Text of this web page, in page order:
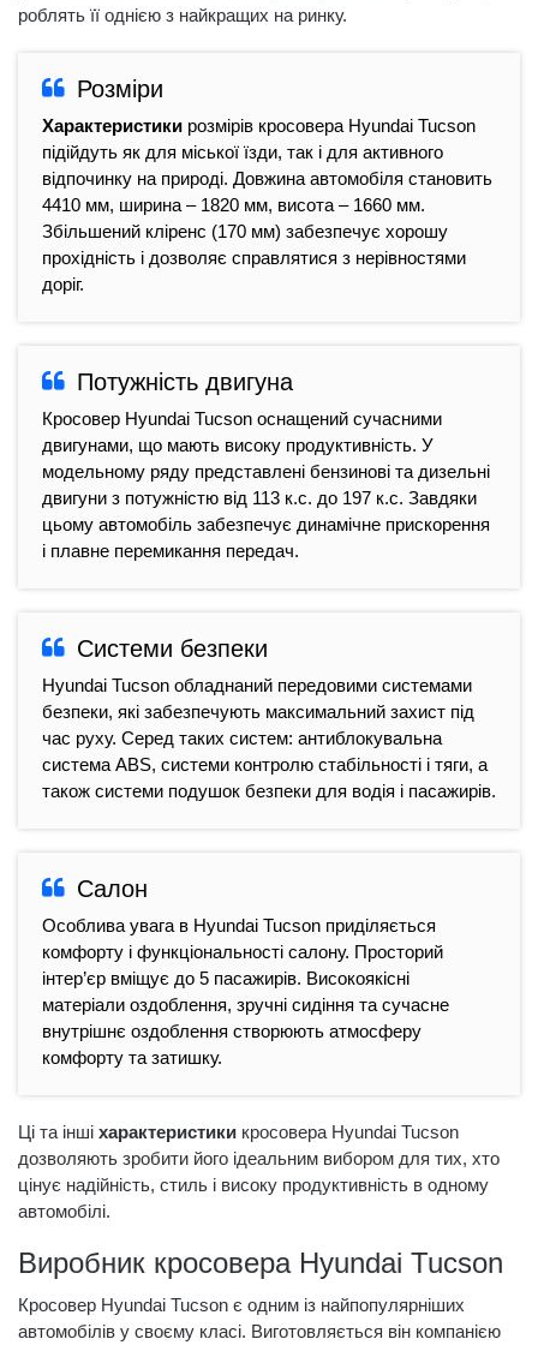
роблять її однією з найкращих на ринку.
Розміри
Характеристики розмірів кросовера Hyundai Tucson
підійдуть як для міської їзди, так і для активного
відпочинку на природі. Довжина автомобіля становить
4410 мм, ширина – 1820 мм, висота – 1660 мм.
Збільшений кліренс (170 мм) забезпечує хорошу
прохідність і дозволяє справлятися з нерівностями
доріг.
Потужність двигуна
Кросовер Hyundai Tucson оснащений сучасними
двигунами, що мають високу продуктивність. У
модельному ряду представлені бензинові та дизельні
двигуни з потужністю від 113 к.с. до 197 к.с. Завдяки
цьому автомобіль забезпечує динамічне прискорення
і плавне перемикання передач.
Системи безпеки
Hyundai Tucson обладнаний передовими системами
безпеки, які забезпечують максимальний захист під
час руху. Серед таких систем: антиблокувальна
система ABS, системи контролю стабільності і тяги, а
також системи подушок безпеки для водія і пасажирів.
Салон
Особлива увага в Hyundai Tucson приділяється
комфорту і функціональності салону. Просторий
інтер’єр вміщує до 5 пасажирів. Високоякісні
матеріали оздоблення, зручні сидіння та сучасне
внутрішнє оздоблення створюють атмосферу
комфорту та затишку.
Ці та інші характеристики кросовера Hyundai Tucson
дозволяють зробити його ідеальним вибором для тих, хто
цінує надійність, стиль і високу продуктивність в одному
автомобілі.
Виробник кросовера Hyundai Tucson
Кросовер Hyundai Tucson є одним із найпопулярніших
автомобілів у своєму класі. Виготовляється він компанією